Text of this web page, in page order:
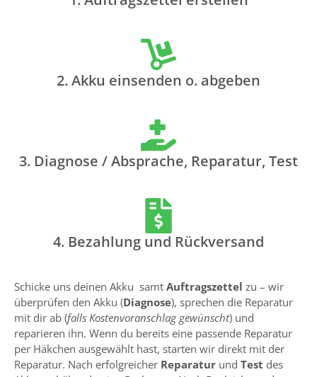
2. Akku einsenden o. abgeben
3. Diagnose / Absprache, Reparatur, Test
4. Bezahlung und Rückversand
Schicke uns deinen Akku samt Auftragszettel zu – wir
überprüfen den Akku (Diagnose), sprechen die Reparatur
mit dir ab (falls Kostenvoranschlag gewünscht) und
reparieren ihn. Wenn du bereits eine passende Reparatur
per Häkchen ausgewählt hast, starten wir direkt mit der
Reparatur. Nach erfolgreicher Reparatur und Test des